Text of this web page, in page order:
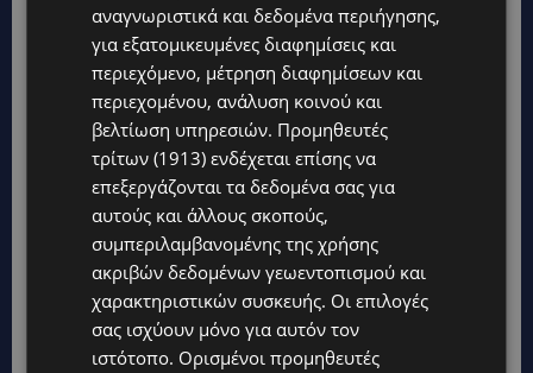
Topics
VIBE NEWS
Η Peugeot είναι ο επίσημος συνεργάτης του Φεστιβάλ
Κινηματογράφου της Βενετίας
VIBE NEWS
Lidl Better Living Days #summer2026: Ένα μοναδικό ταξίδι
ευεξίας, γεμάτο γεύση, ενέργεια και χαμόγελα σε όλη την
ΚΑΤΟΙΚΙΔΙΑ
ΠΑΓΚΟΣΜΙΑ ΗΜΕΡΑ ΓΑΤΑΣ: Χιλιάδες στην Κύπρο, καθεμία
αναγνωριστικά και δεδομένα περιήγησης,
για εξατομικευμένες διαφημίσεις και
περιεχόμενο, μέτρηση διαφημίσεων και
περιεχομένου, ανάλυση κοινού και
βελτίωση υπηρεσιών. Προμηθευτές
τρίτων (1913) ενδέχεται επίσης να
επεξεργάζονται τα δεδομένα σας για
αυτούς και άλλους σκοπούς,
συμπεριλαμβανομένης της χρήσης
ακριβών δεδομένων γεωεντοπισμού και
χαρακτηριστικών συσκευής. Οι επιλογές
σας ισχύουν μόνο για αυτόν τον
ιστότοπο. Ορισμένοι προμηθευτές